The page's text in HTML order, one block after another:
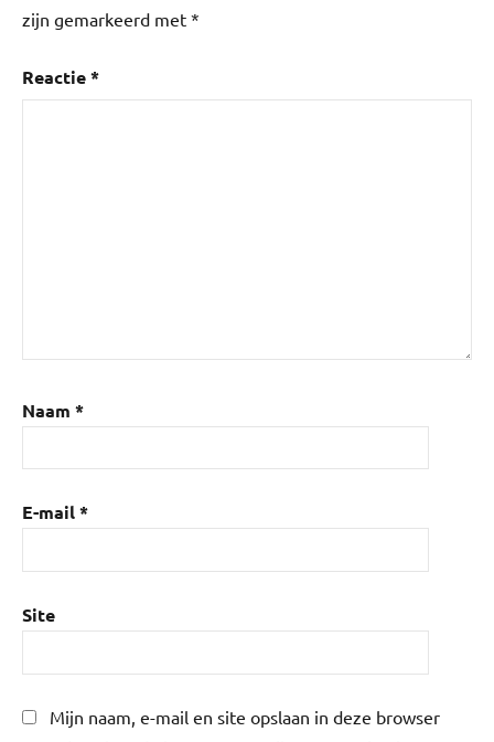
zijn gemarkeerd met *
Reactie*
Naam *
E-mail*
Site
Mijn naam, e-mail en site opslaan in deze browser